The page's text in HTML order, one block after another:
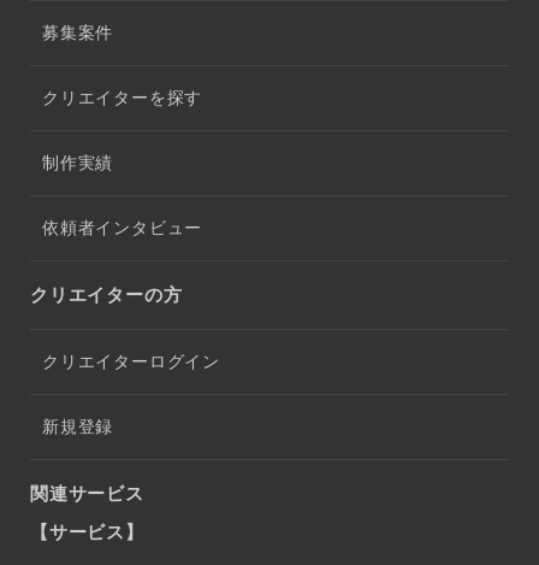
募集案件
クリエイターを探す
制作実績
依頼者インタビュー
クリエイターの方
クリエイターログイン
新規登録
関連サービス
【サービス】